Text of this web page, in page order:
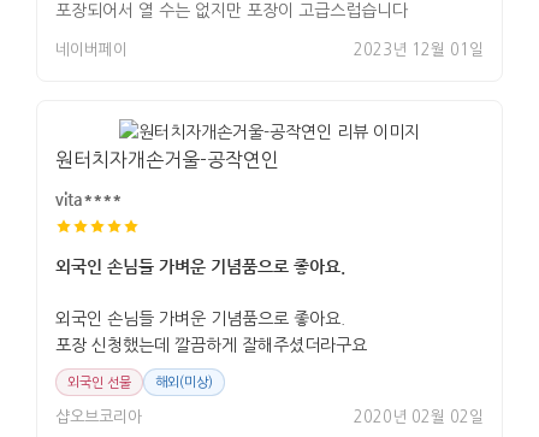
포장되어서 열 수는 없지만 포장이 고급스럽습니다
네이버페이 2023년 12월 01일
원터치자개손거울-공작연인
vita****
외국인 손님들 가벼운 기념품으로 좋아요.
외국인 손님들 가벼운 기념품으로 좋아요.
포장 신청했는데 깔끔하게 잘해주셨더라구요
외국인 선물 해외(미상)
샵오브코리아 2020년 02월 02일